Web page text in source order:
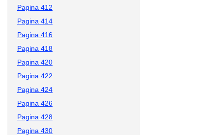
Pagina 412
Pagina 414
Pagina 416
Pagina 418
Pagina 420
Pagina 422
Pagina 424
Pagina 426
Pagina 428
Pagina 430